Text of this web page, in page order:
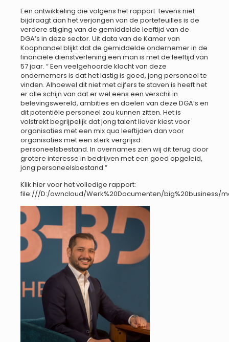
Een ontwikkeling die volgens het rapport tevens niet
bijdraagt aan het verjongen van de portefeuilles is de
verdere stijging van de gemiddelde leeftijd van de
DGA’s in deze sector. Uit data van de Kamer van
Koophandel blijkt dat de gemiddelde ondernemer in de
financiële dienstverlening een man is met de leeftijd van
57 jaar. “ Een veelgehoorde klacht van deze
ondernemers is dat het lastig is goed, jong personeel te
vinden. Alhoewel dit niet met cijfers te staven is heeft het
er alle schijn van dat er wel eens een verschil in
belevingswereld, ambities en doelen van deze DGA’s en
dit potentiële personeel zou kunnen zitten. Het is
volstrekt begrijpelijk dat jong talent liever kiest voor
organisaties met een mix qua leeftijden dan voor
organisaties met een sterk vergrijsd
personeelsbestand. In overnames zien wij dit terug door
grotere interesse in bedrijven met een goed opgeleid,
jong personeelsbestand.”
Klik hier voor het volledige rapport:
file:///D:/owncloud/Werk%20Documenten/big%20business/